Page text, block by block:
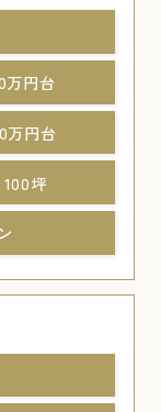
万円台
万円台
坪